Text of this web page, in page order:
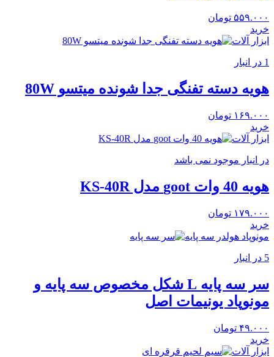
۵۵۹.۰۰۰ تومان
خرید
ابزار آلات
1 در انبار
هویه دسته تفنگی جدا شونده میتسو 80W
۱۶۹.۰۰۰ تومان
خرید
ابزار آلات
در انبار موجود نمی باشد
هویه 40 وات goot مدل KS-40R
۱۷۹.۰۰۰ تومان
خرید
مونوپاد هولدر سه پایه
5 در انبار
سر سه پایه L شکل مخصوص سه پایه و
مونوپاد یونیمات اصل
۴۹.۰۰۰ تومان
خرید
ابزار آلات